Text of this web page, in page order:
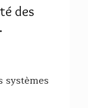
des
systèmes